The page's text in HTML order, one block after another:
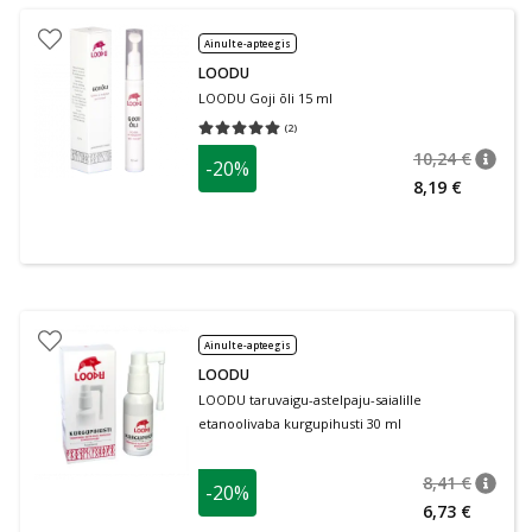
Ainult e-apteegis
LOODU
LOODU Goji õli 15 ml
(2)
Keskmine hinnang 5.00
-20% 10,24 €
8,19 €
Ainult e-apteegis
LOODU
LOODU taruvaigu-astelpaju-saialille
etanoolivaba kurgupihusti 30 ml
-20% 8,41 €
6,73 €